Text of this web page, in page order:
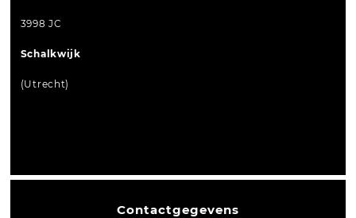
Contactgegevens
3998 JC
Schalkwijk
(Utrecht)